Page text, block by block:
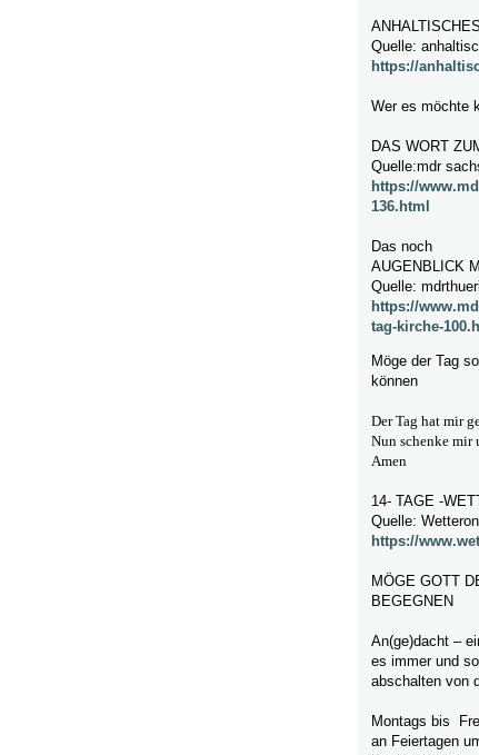
Quelle:
https://
Wer es möchte
DAS WORT
Quelle:mdr
https://
136.html
Das noch
AUGENBLICK
Quelle:
https://
tag-kirche-100.h
Möge der Tag
können
Der Tag hat mir
Nun schenke mir
Amen
14- TAGE -
Quelle:
https://
MÖGE GOTT
BEGEGNEN
An(ge)dacht –
es immer und
abschalten von
Montags bis
an Feiertagen